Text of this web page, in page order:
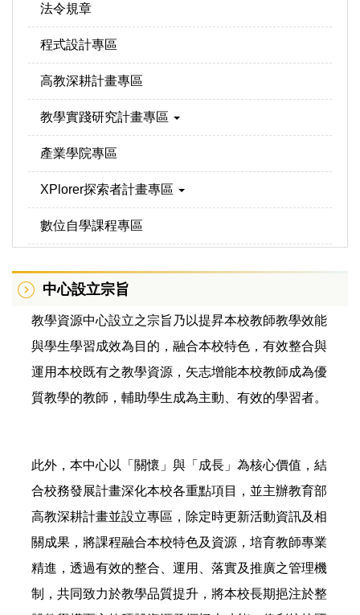
法令規章
程式設計專區
高教深耕計畫專區
教學實踐研究計畫專區
產業學院專區
XPlorer探索者計畫專區
數位自學課程專區
中心設立宗旨
教學資源中心設立之宗旨乃以提昇本校教師教學效能
與學生學習成效為目的，融合本校特色，有效整合與
運用本校既有之教學資源，矢志增能本校教師成為優
質教學的教師，輔助學生成為主動、有效的學習者。
此外，本中心以「關懷」與「成長」為核心價值，結
合校務發展計畫深化本校各重點項目，並主辦教育部
高教深耕計畫並設立專區，除定時更新活動資訊及相
關成果，將課程融合本校特色及資源，培育教師專業
精進，透過有效的整合、運用、落實及推廣之管理機
制，共同致力於教學品質提升 ，將本校長期挹注於整